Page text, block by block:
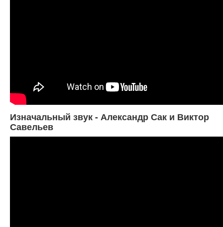
Изначальный звук - Александр Сак и Виктор
Савельев